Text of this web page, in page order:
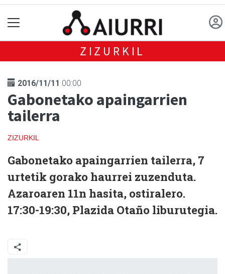
ZIZURKIL
2016/11/11 00:00
Gabonetako apaingarrien
tailerra
ZIZURKIL
Gabonetako apaingarrien tailerra, 7
urtetik gorako haurrei zuzenduta.
Azaroaren 11n hasita, ostiralero.
17:30-19:30, Plazida Otaño liburutegia.